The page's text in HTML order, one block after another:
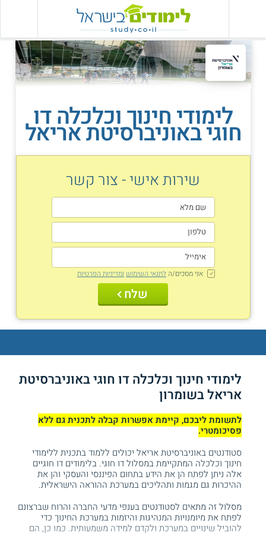
לימודי חינוך וכלכלה דו
חוגי באוניברסיטת אריאל
שירות אישי - צור קשר
אני מסכים/ה לתנאי השימוש ומדיניות הפרטיות
שלח
לימודי חינוך וכלכלה דו חוגי באוניברסיטת
אריאל בשומרון
לתשומת ליבכם, קיימת אפשרות קבלה לתכנית גם ללא
פסיכומטרי.
סטודנטים באוניברסיטת אריאל יכולים ללמוד בתכנית ללימודי
חינוך וכלכלה המתקיימת במסלול דו חוגי. בלימודים דו חוגיים
אלה ניתן לפתח הן את הידע בתחום הפיננסי והעסקי והן את
ההיכרות גם מגמות ותהליכים במערכת ההוראה הישראלית.
מסלול זה מתאים לסטודנטים בענפי מדעי החברה והרוח שברצונם
לפתח את מיומנויות המנהיגות והיזמות במערכת החינוך כדי
להוביל שינויים במערכת ולקדם למידה משמעותית. כמו כן, הם